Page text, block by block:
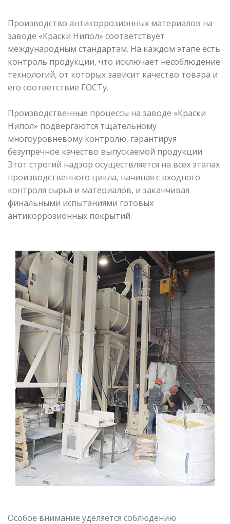
Производство антикоррозионных материалов на
заводе «Краски Нипол» соответствует
международным стандартам. На каждом этапе есть
контроль продукции, что исключает несоблюдение
технологий, от которых зависит качество товара и
его соответствие ГОСТу.
Производственные процессы на заводе «Краски
Нипол» подвергаются тщательному
многоуровневому контролю, гарантируя
безупречное качество выпускаемой продукции.
Этот строгий надзор осуществляется на всех этапах
производственного цикла, начиная с входного
контроля сырья и материалов, и заканчивая
финальными испытаниями готовых
антикоррозионных покрытий.
Особое внимание уделяется соблюдению